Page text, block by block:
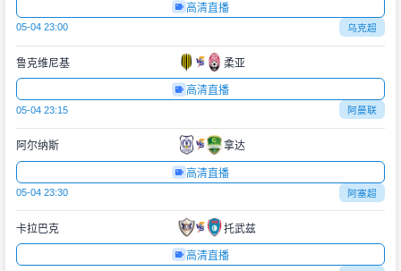
高清直播
05-04 23:00 乌克超
鲁克维尼基 柔亚
高清直播
05-04 23:15 阿曼联
阿尔纳斯 拿达
高清直播
05-04 23:30 阿塞超
卡拉巴克 托武兹
高清直播